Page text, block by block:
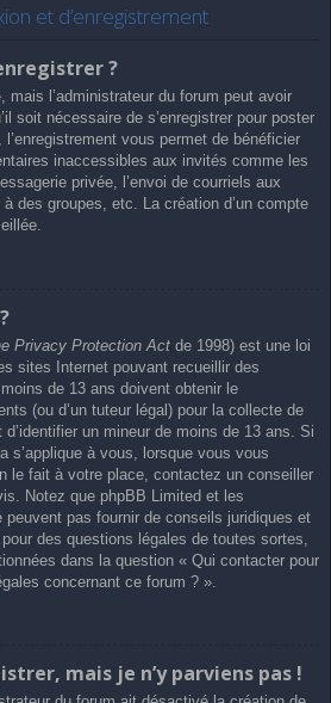
et d’enregistrement
?
mais l’administrateur du forum peut avoir
soit nécessaire de s’enregistrer pour poster
vous permet de bénéficier
inaccessibles aux invités comme les
privée, l’envoi de courriels aux
des groupes, etc. La création d’un compte
Privacy Protection Act de 1998) est une loi
sites Internet pouvant recueillir des
de 13 ans doivent obtenir le
(ou d’un tuteur légal) pour la collecte de
un mineur de moins de 13 ans. Si
s’applique à vous, lorsque vous vous
le fait à votre place, contactez un conseiller
Notez que phpBB Limited et les
peuvent pas fournir de conseils juridiques et
des questions légales de toutes sortes,
dans la question « Qui contacter pour
concernant ce forum ? ».
mais je n’y parviens pas !